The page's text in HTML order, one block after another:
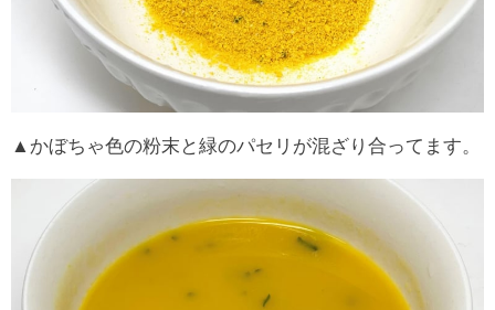
▲かぼちゃ色の粉末と緑のパセリが混ざり合ってます。